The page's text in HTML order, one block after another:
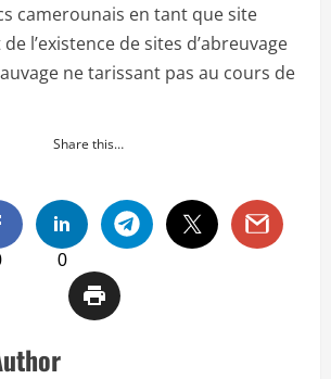
camerounais en tant que site
l’existence de sites d’abreuvage
ne tarissant pas au cours de
Share this…
0